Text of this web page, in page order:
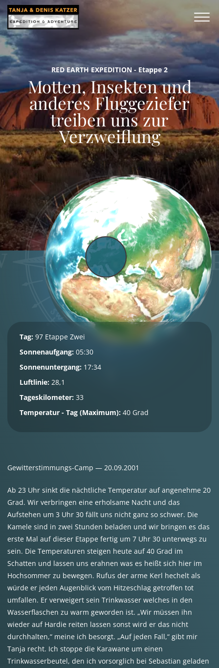
RED EARTH EXPEDITION - Etappe 2
Motten, Insekten und
anderes Fluggeziefer
treiben uns zur
Verzweiflung
Tag: 97 Etappe Zwei
Sonnenaufgang: 05:30
Sonnenuntergang: 17:34
Luftlinie: 28,1
Tageskilometer: 33
Temperatur - Tag (Maximum): 40 Grad
Gewitterstimmungs-Camp — 20.09.2001
Ab 23 Uhr sinkt die nächtliche Temperatur auf angenehme 20
Grad. Wir verbringen eine erholsame Nacht und das
Aufstehen um 3 Uhr 30 fällt uns nicht ganz so schwer. Die
Kamele sind in zwei Stunden beladen und wir bringen es das
erste Mal auf dieser Etappe fertig um 7 Uhr 30 unterwegs zu
sein. Die Temperaturen steigen heute auf 40 Grad im
Schatten und lassen uns erahnen was es heißt sich hier im
Hochsommer zu bewegen. Rufus der arme Kerl hechelt als
würde er jeden Augenblick vom Hitzeschlag getroffen tot
umfallen. Er verweigert sein Trinkwasser welches in den
Wasserflaschen zu warm geworden ist. „Wir müssen ihn
wieder auf Hardie reiten lassen sonst wird er das nicht
durchhalten,“ meine ich besorgt. „Auf jeden Fall,“ gibt mir
Tanja recht. Ich stoppe die Karawane um einen
Trinkwasserbeutel, den ich vorsorglich bei Sebastian geladen